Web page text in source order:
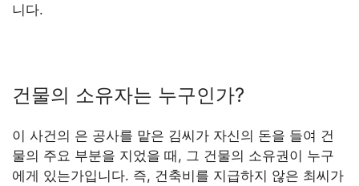
니다.
건물의 소유자는 누구인가?
이 사건의 은 공사를 맡은 김씨가 자신의 돈을 들여 건
물의 주요 부분을 지었을 때, 그 건물의 소유권이 누구
에게 있는가입니다. 즉, 건축비를 지급하지 않은 최씨가